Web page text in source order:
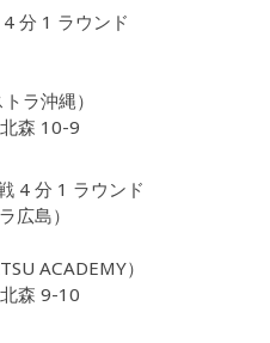
分 1 ラウンド
ラ沖縄）
森 10-9
4 分 1 ラウンド
広島）
ACADEMY）
森 9-10